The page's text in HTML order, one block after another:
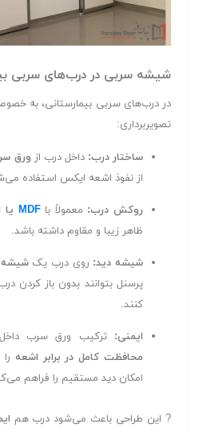
شیشه سربی در درب‌های سربی
در درب‌های سربی بیمارستانی، به خصوص
تصویربرداری:
ساختار درب: داخل درب از ورق سربی ۲
از نفوذ اشعه ایکس استفاده
روکش درب: معمولاً باMDF یا
ظاهر زیبا و مقاوم داشته باشد.
شیشه دید: روی درب یک
پرسنل بتوانند بدون باز کردن
کنند.
ایمنی: ترکیب ورق سرب
محافظت کامل در برابر اشعه
امکان دید مستقیم را فراهم
? این طراحی باعث می‌شود درب هم